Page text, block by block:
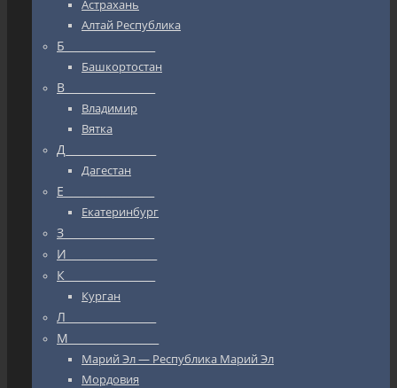
Астрахань
Алтай Республика
Б_________________
Башкортостан
В_________________
Владимир
Вятка
Д_________________
Дагестан
Е_________________
Екатеринбург
З_________________
И_________________
К_________________
Курган
Л_________________
М_________________
Марий Эл — Республика Марий Эл
Мордовия